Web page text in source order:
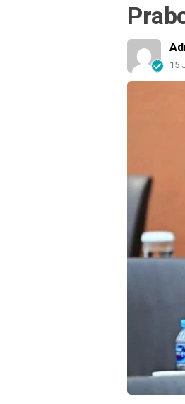
15